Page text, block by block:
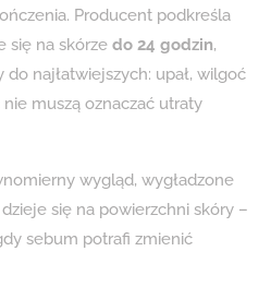
Producent podkreśla
się na skórze do 24 godzin,
najłatwiejszych: upał, wilgoć
muszą oznaczać utraty
wygląd, wygładzone
się na powierzchni skóry –
sebum potrafi zmienić